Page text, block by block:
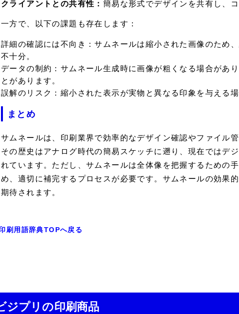
クライアントとの共有性： 簡易な形式でデザインを共有し、
一方で、以下の課題も存在します：
詳細の確認には不向き：サムネールは縮小された画像のため
不十分。
データの制約： サムネール生成時に画像が粗くなる場合があ
とがあります。
誤解のリスク： 縮小された表示が実物と異なる印象を与える場
まとめ
サムネールは、印刷業界で効率的なデザイン確認やファイル
その歴史はアナログ時代の簡易スケッチに遡り、現在ではデ
れています。ただし、サムネールは全体像を把握するための
め、適切に補完するプロセスが必要です。サムネールの効果
期待されます。
刷用語辞典TOPへ戻る
ジプリの印刷商品